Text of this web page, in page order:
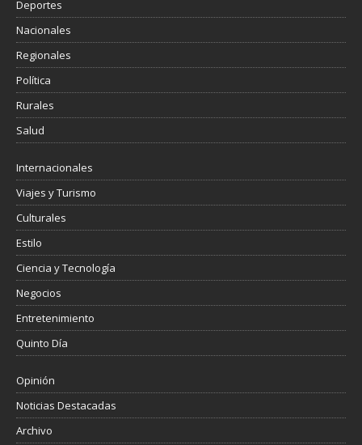
Deportes
Nacionales
Regionales
Política
Rurales
Salud
Internacionales
Viajes y Turismo
Culturales
Estilo
Ciencia y Tecnología
Negocios
Entretenimiento
Quinto Día
Opinión
Noticias Destacadas
Archivo